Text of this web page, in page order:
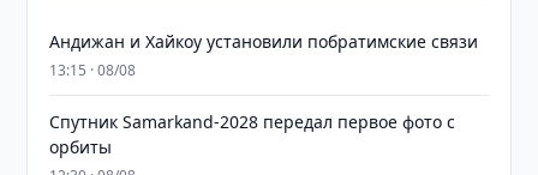
Андижан и Хайкоу установили побратимские связи
13:15 · 08/08
Спутник Samarkand-2028 передал первое фото с
орбиты